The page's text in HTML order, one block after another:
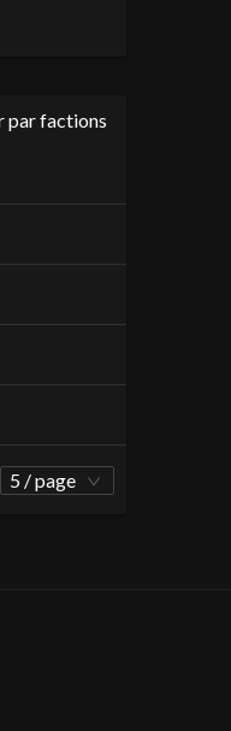
par factions
5 / page